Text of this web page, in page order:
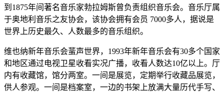
到1875年间著名音乐家勃拉姆斯曾负责组织音乐会。音乐厅属
于奥地利音乐之友协会，该协会拥有会员 7000多人，据说是
世界上历史最久、人数最多的音乐组织。
维也纳新年音乐会蜚声世界，1993年新年音乐会有30多个国家
和地区通过电视卫星收看实况广播，收看人数达10亿以上。厅
内有收藏馆，馆分两室。一间是展览，定期举行收藏品展览，
供人参观。一间是档案室，一边的书架上放满大量历代手写、